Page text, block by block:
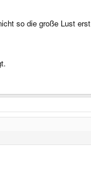
so die große Lust